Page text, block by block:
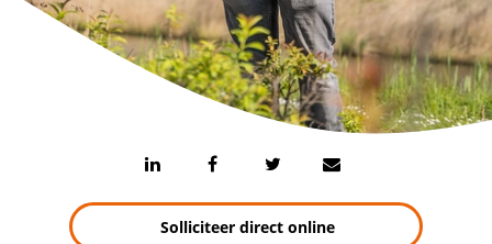
Solliciteer direct online